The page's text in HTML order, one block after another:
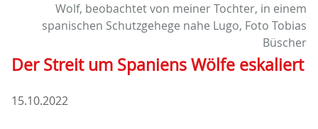
Wolf, beobachtet von meiner Tochter, in einem
spanischen Schutzgehege nahe Lugo, Foto Tobias
Büscher
Der Streit um Spaniens Wölfe eskaliert
15.10.2022